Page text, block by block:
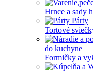
Hrnce a sady
Párty
Tortové
do kuchyne
Formičky a